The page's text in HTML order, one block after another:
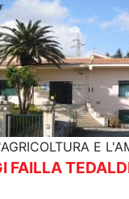
E
FAILLA